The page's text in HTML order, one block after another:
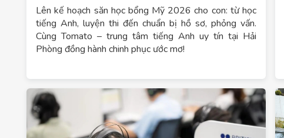
Lên kế hoạch săn học bổng Mỹ 2026 cho con: từ học
tiếng Anh, luyện thi đến chuẩn bị hồ sơ, phỏng vấn.
Cùng Tomato – trung tâm tiếng Anh uy tín tại Hải
Phòng đồng hành chinh phục ước mơ!